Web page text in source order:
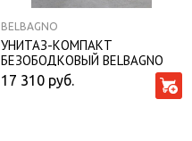
BELBAGNO
УНИТАЗ-КОМПАКТ
БЕЗОБОДКОВЫЙ BELBAGNO
STEAM (комплект)
17 310 руб.